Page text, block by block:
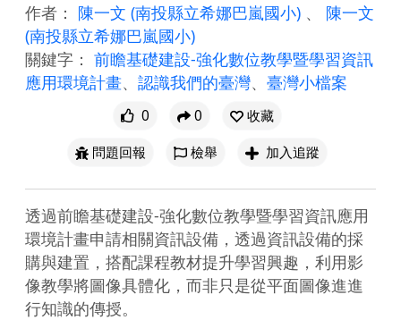
作者： 陳一文 (南投縣立希娜巴嵐國小) 、 陳一文
(南投縣立希娜巴嵐國小)
關鍵字： 前瞻基礎建設-強化數位教學暨學習資訊
應用環境計畫、 認識我們的臺灣、 臺灣小檔案
0 0
收藏
問題回報
檢舉 加入追蹤
透過前瞻基礎建設-強化數位教學暨學習資訊應用
環境計畫申請相關資訊設備，透過資訊設備的採
購與建置，搭配課程教材提升學習興趣，利用影
像教學將圖像具體化，而非只是從平面圖像進進
行知識的傳授。